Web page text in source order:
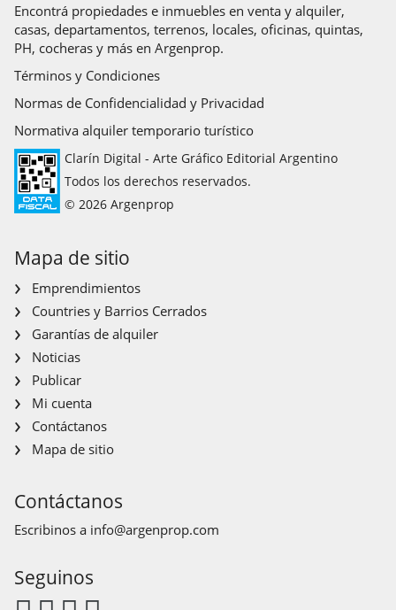
Encontrá propiedades e inmuebles en venta y alquiler,
casas, departamentos, terrenos, locales, oficinas, quintas,
PH, cocheras y más en Argenprop.
Términos y Condiciones
Normas de Confidencialidad y Privacidad
Normativa alquiler temporario turístico
Clarín Digital - Arte Gráfico Editorial Argentino
Todos los derechos reservados.
© 2026 Argenprop
Mapa de sitio
Emprendimientos
Countries y Barrios Cerrados
Garantías de alquiler
Noticias
Publicar
Mi cuenta
Contáctanos
Mapa de sitio
Contáctanos
Escribinos a info@argenprop.com
Seguinos